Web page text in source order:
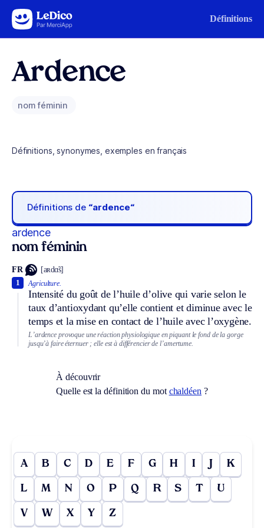
Aller au contenu Définitions
Ardence
nom féminin
Définitions, synonymes, exemples en français
Définitions de “ardence“
ardence
nom féminin
FR [aʀdɑ̃s]
Agriculture.
Intensité du goût de l’huile d’olive qui varie selon le
taux d’antioxydant qu’elle contient et diminue avec le
temps et la mise en contact de l’huile avec l’oxygène.
1
L’ardence provoque une réaction physiologique en piquant le fond de la gorge
jusqu’à faire éternuer ; elle est à différencier de l’amertume.
À découvrir
Quelle est la définition du mot chaldéen ?
A B C D E F G H I J K
L M N O P Q R S T U
V W X Y Z